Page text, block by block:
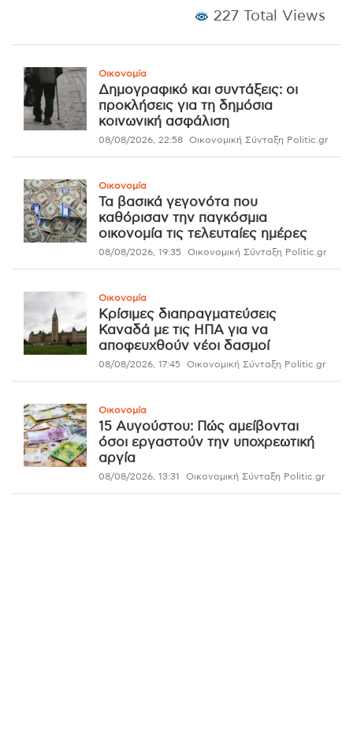
227 Total Views
Οικονομία
Δημογραφικό και συντάξεις: οι
προκλήσεις για τη δημόσια
κοινωνική ασφάλιση
08/08/2026, 22:58 Οικονομική Σύνταξη Politic.gr
Οικονομία
Τα βασικά γεγονότα που
καθόρισαν την παγκόσμια
οικονομία τις τελευταίες ημέρες
08/08/2026, 19:35 Οικονομική Σύνταξη Politic.gr
Οικονομία
Κρίσιμες διαπραγματεύσεις
Καναδά με τις ΗΠΑ για να
αποφευχθούν νέοι δασμοί
08/08/2026, 17:45 Οικονομική Σύνταξη Politic.gr
Οικονομία
15 Αυγούστου: Πώς αμείβονται
όσοι εργαστούν την υποχρεωτική
αργία
08/08/2026, 13:31 Οικονομική Σύνταξη Politic.gr